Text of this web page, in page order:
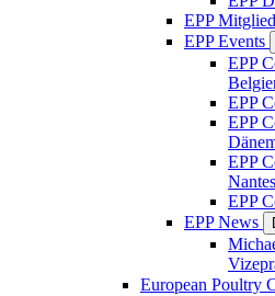
EPP
EPP Events
EPP
EPP
EPP
EPP
EPP
EPP News
European Poultry